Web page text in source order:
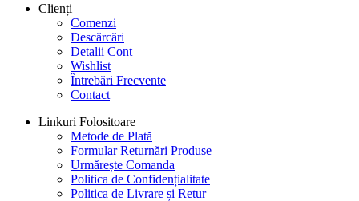
Clienți
Comenzi
Descărcări
Detalii Cont
Wishlist
Întrebări Frecvente
Contact
Linkuri Folositoare
Metode de Plată
Formular Returnări Produse
Urmărește Comanda
Politica de Confidențialitate
Politica de Livrare și Retur